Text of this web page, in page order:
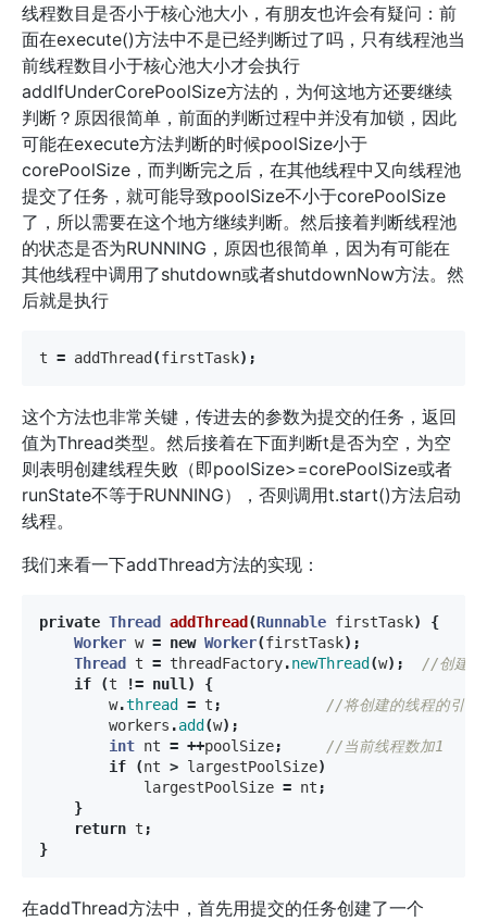
线程数目是否小于核心池大小，有朋友也许会有疑问：前
面在execute()方法中不是已经判断过了吗，只有线程池当
前线程数目小于核心池大小才会执行
addIfUnderCorePoolSize方法的，为何这地方还要继续
判断？原因很简单，前面的判断过程中并没有加锁，因此
可能在execute方法判断的时候poolSize小于
corePoolSize，而判断完之后，在其他线程中又向线程池
提交了任务，就可能导致poolSize不小于corePoolSize
了，所以需要在这个地方继续判断。然后接着判断线程池
的状态是否为RUNNING，原因也很简单，因为有可能在
其他线程中调用了shutdown或者shutdownNow方法。然
后就是执行
t = addThread(firstTask);
这个方法也非常关键，传进去的参数为提交的任务，返回
值为Thread类型。然后接着在下面判断t是否为空，为空
则表明创建线程失败（即poolSize>=corePoolSize或者
runState不等于RUNNING），否则调用t.start()方法启动
线程。
我们来看一下addThread方法的实现：
private Thread addThread(Runnable firstTask)
{
Worker w = new Worker(firstTask);
Thread t = threadFactory.newThread(w);
//创建
if
(t != null )
{
w.thread = t ;
//将创建的线程的
workers .add(w);
int nt = ++poolSize;
//当前线程数
if
(nt > largestPoolSize)
largestPoolSize = nt ;
}
return t ;
}
在addThread方法中，首先用提交的任务创建了一个